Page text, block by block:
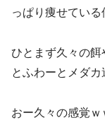
っぱり痩せてい
ひとまず久々の餌
とふわーとメダ
おー久々の感覚